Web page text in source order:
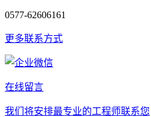
0577-62606161
更多联系方式
在线留言
我们将安排最专业的工程师联系您